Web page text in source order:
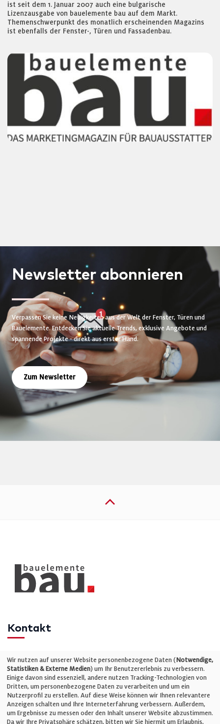
ist seit dem 1. Januar 2007 auch eine bulgarische
Lizenzausgabe von bauelemente bau auf dem Markt.
Themenschwerpunkt des monatlich erscheinenden Magazins
ist ebenfalls der Fenster-, Türen und Fassadenbau.
Newsletter abonnieren
Verpassen Sie keine Neuigkeiten aus der Welt der Fenster, Türen und
Bauelemente. Entdecken Sie aktuelle Trends, exklusive Angebote und
spannende Projekte - direkt aus erster Hand.
Zum Newsletter
Kontakt
Telefon: +49 (0)711 2585563-0
E-Mail:info@bauelemente-bau.eu
Unternehmen
Wir nutzen auf unserer Website personenbezogene Daten (Notwendige,
Statistiken & Externe Medien) um Ihr Benutzererlebnis zu verbessern.
Einige davon sind essenziell, andere nutzen Tracking-Technologien von
Dritten, um personenbezogene Daten zu verarbeiten und um ein
Nutzerprofil zu erstellen. Auf diese Weise können wir Ihnen relevantere
Anzeigen schalten und Ihre Interneterfahrung verbessern. Außerdem,
um Ergebnisse zu messen oder den Inhalt unserer Website abzustimmen.
Da wir Ihre Privatsphäre schätzen, bitten wir Sie hiermit um Erlaubnis,